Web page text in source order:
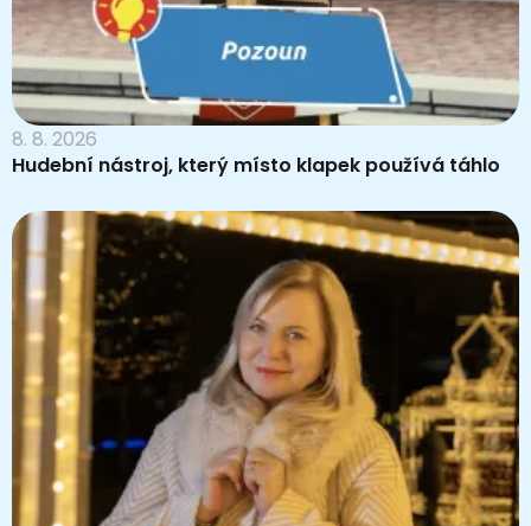
8. 8. 2026
Hudební nástroj, který místo klapek používá táhlo